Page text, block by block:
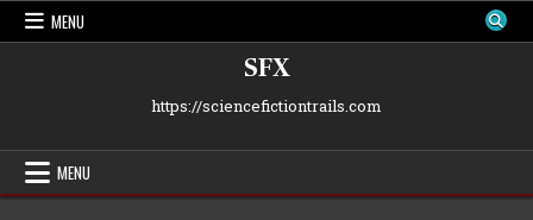
Skip
MENU
SFX
https://sciencefictiontrails.com
MENU